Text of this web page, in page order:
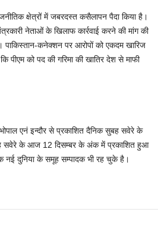
क्षेत्रों में जबरदस्त कसैलापन पैदा किया है।
नेताओं के खिलाफ कार्रवाई करने की मांग की
पाकिस्तान-कनेक्शन पर आरोपों को एकदम खारिज
पीएम को पद की गरिमा की खातिर देश से माफी
एनं इन्दौर से प्रकाशित दैनिक सुबह सवेरे के
के आज 12 दिसम्बर के अंक में प्रकाशित हुआ
नई दुनिया के समूह सम्पादक भी रह चुके है।